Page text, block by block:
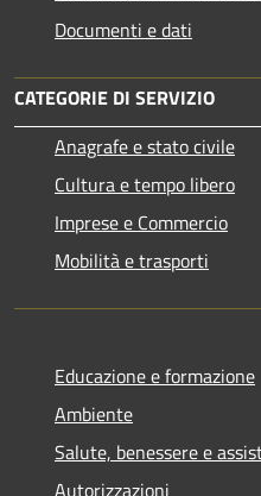
Documenti e dati
CATEGORIE DI SERVIZIO
Anagrafe e stato civile
Cultura e tempo libero
Imprese e Commercio
Mobilità e trasporti
Educazione e formazione
Ambiente
Salute, benessere e
Autorizzazioni